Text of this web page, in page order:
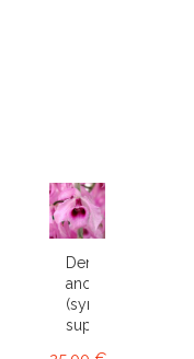
Dendrobium
anosmum
(syn.
superbum)